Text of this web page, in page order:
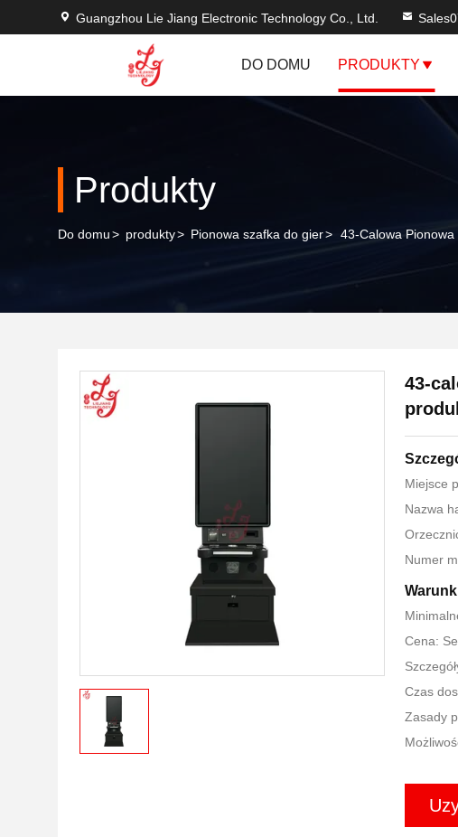
Guangzhou Lie Jiang Electronic Technology Co., Ltd.
DO DOMU PRODUKTY
Produkty
Do domu> produkty> Pionowa szafka do gier> 43-Calowa
43-
Miejsce
Nazwa
Numer
Cena:
Czas
Zasady